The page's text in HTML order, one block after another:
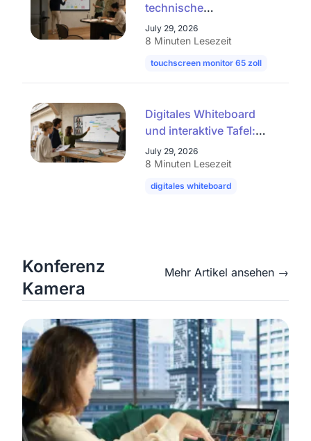
technische
Spezifikationen: 65 Zoll,
75 Zoll, 86 Zoll und 4K
Touchscreen
July 29, 2026
8 Minuten Lesezeit
touchscreen monitor 65 zoll
Digitales Whiteboard
und interaktive Tafel:
Alle Typen und
Funktionen im Überblick
July 29, 2026
8 Minuten Lesezeit
digitales whiteboard
Konferenz
Kamera
Mehr Artikel ansehen →